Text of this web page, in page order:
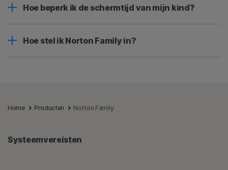
Hoe beperk ik de schermtijd van mijn kind?
Hoe stel ik Norton Family in?
Home Producten Norton Family
Systeemvereisten